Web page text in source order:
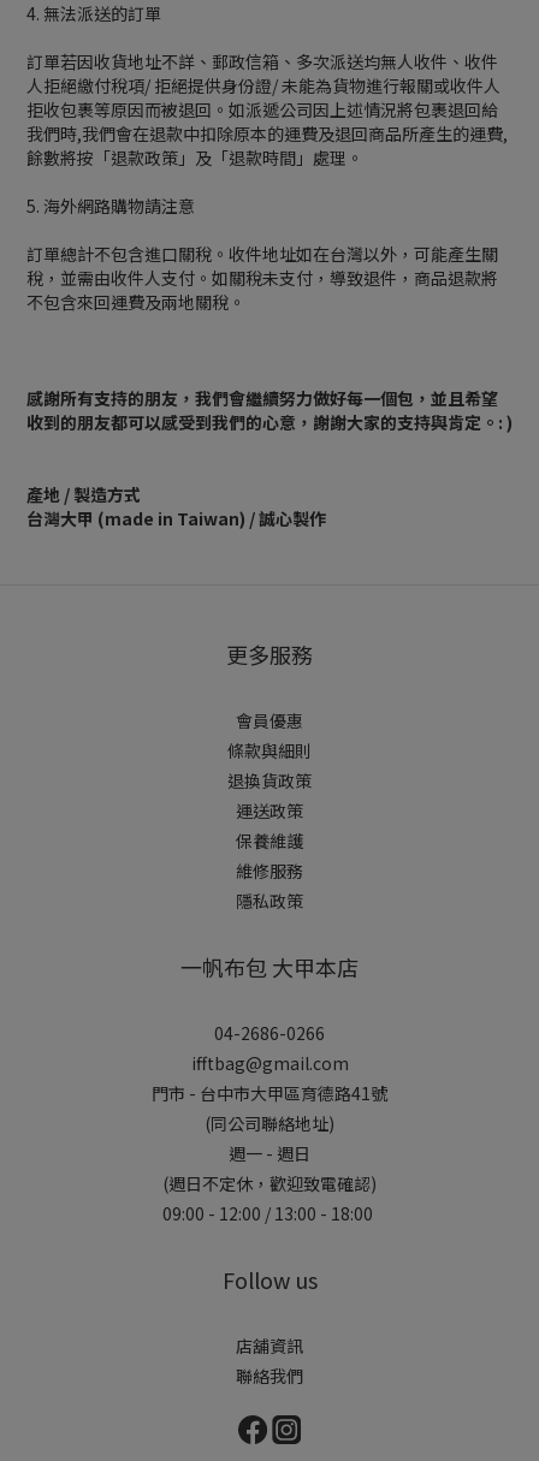
4. 無法派送的訂單
訂單若因收貨地址不詳、郵政信箱、多次派送均無人收件、收件
人拒絕繳付稅項/ 拒絕提供身份證/ 未能為貨物進行報關或收件人
拒收包裹等原因而被退回。如派遞公司因上述情況將包裹退回給
我們時,我們會在退款中扣除原本的運費及退回商品所產生的運費,
餘數將按「退款政策」及「退款時間」處理。
5. 海外網路購物請注意
訂單總計不包含進口關稅。收件地址如在台灣以外，可能產生關
稅，並需由收件人支付。如關稅未支付，導致退件，商品退款將
不包含來回運費及兩地關稅。
感謝所有支持的朋友，我們會繼續努力做好每一個包，並且希望
收到的朋友都可以感受到我們的心意，謝謝大家的支持與肯定。: )
產地 / 製造方式
台灣大甲 (made in Taiwan) / 誠心製作
更多服務
會員優惠
條款與細則
退換貨政策
運送政策
保養維護
維修服務
隱私政策
一帆布包 大甲本店
04-2686-0266
ifftbag@gmail.com
門市 - 台中市大甲區育德路41號
(同公司聯絡地址)
週一 - 週日
(週日不定休，歡迎致電確認)
09:00 - 12:00 / 13:00 - 18:00
Follow us
店舖資訊
聯絡我們